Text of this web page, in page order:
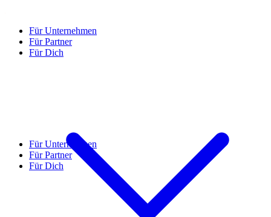
Für Unternehmen
Für Partner
Für Dich
Für Unternehmen
Für Partner
Für Dich